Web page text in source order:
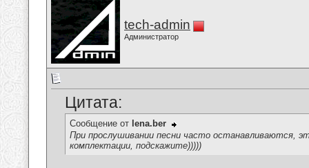
tech-admin
Администратор
Цитата:
Сообщение от lena.ber
При прослушивании песни часто останавливаются,
комплектации, подскажите)))))